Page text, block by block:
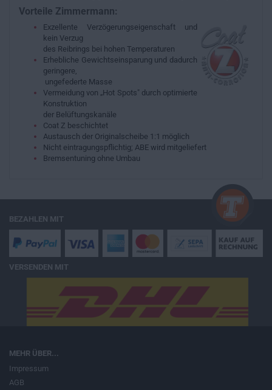
Vorteile Zimmermann:
Exzellente Verzögerungseigenschaft und
kein Verzug
des Reibrings bei hohen Temperaturen
Erhebliche Gewichtseinsparung und dadurch
geringere,
ungefederte Masse
Vermeidung von „Hot Spots" durch optimierte
Konstruktion
der Belüftungskanäle
Coat Z beschichtet
Austausch der Originalscheibe 1:1 möglich
Nicht eintragungspflichtig; ABE wird mitgeliefert
Bremsentuning ohne Umbau
BEZAHLEN MIT
VERSENDEN MIT
MEHR ÜBER...
Impressum
AGB